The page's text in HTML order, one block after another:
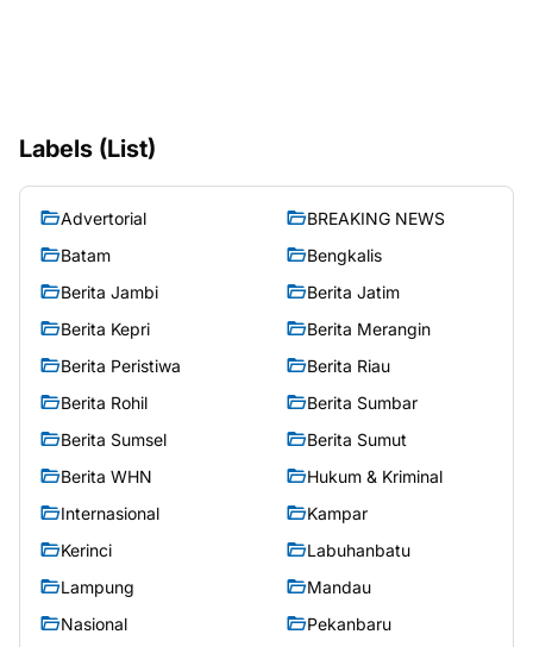
Labels (List)
Advertorial
BREAKING NEWS
Batam
Bengkalis
Berita Jambi
Berita Jatim
Berita Kepri
Berita Merangin
Berita Peristiwa
Berita Riau
Berita Rohil
Berita Sumbar
Berita Sumsel
Berita Sumut
Berita WHN
Hukum & Kriminal
Internasional
Kampar
Kerinci
Labuhanbatu
Lampung
Mandau
Nasional
Pekanbaru